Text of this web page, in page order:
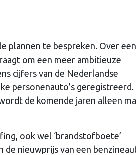
plannen te bespreken. Over
om een meer ambitieuze
cijfers van de Nederlandse
personenauto’s geregistreerd.
de komende jaren alleen
ook wel ‘brandstofboete’
de nieuwprijs van een